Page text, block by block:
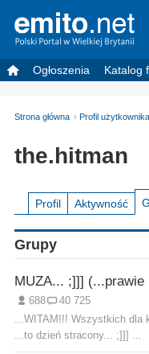
Ogłoszenia Katalog
Strona główna Profil
the.hitman
Profil Aktywność
Grupy
MUZA... ;]]] (...prawie
688
40 725
...WITAM!!! Wszystkich dla
...to dzień stracony... ;]]] ...